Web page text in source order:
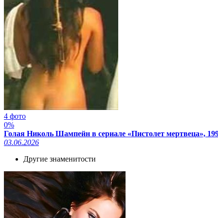
4 фото
0%
Голая Николь Шампейн в сериале «Пистолет мертвеца»,
03.06.2026
Другие знаменитости